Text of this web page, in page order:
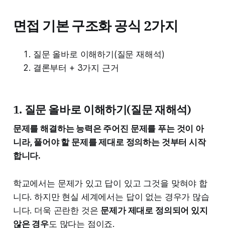
면접 기본 구조화 공식 2가지
질문 올바로 이해하기(질문 재해석)
결론부터 + 3가지 근거
1. 질문 올바로 이해하기(질문 재해석)
문제를 해결하는 능력은 주어진 문제를 푸는 것이 아
니라, 풀어야 할 문제를 제대로 정의하는 것부터 시작
합니다.
학교에서는 문제가 있고 답이 있고 그것을 맞혀야 합
니다. 하지만 현실 세계에서는 답이 없는 경우가 많습
니다. 더욱 곤란한 것은 문제가 제대로 정의되어 있지
않은 경우도 많다는 점이죠.